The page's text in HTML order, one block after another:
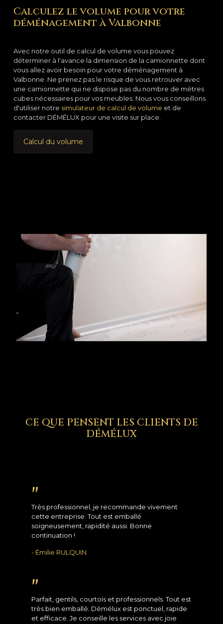
Calculez le volume pour votre
déménagement à Valbonne
Avec notre outil de calcul de volume vous pouvez
déterminer à l'avance la dimension de la camionnette dont
vous allez avoir besoin pour votre déménagement à
Valbonne. Ne prenez pas le risque de vous retrouver avec
une camionnette qui ne dispose pas du nombre de mètres
cubes nécessaires pour vos meubles. Nous vous conseillons
d'utiliser notre simulateur de calcul de volume et de
contacter DÉMÉLUX pour une visite sur place.
Calcul du volume
CE QUE PENSENT LES CLIENTS DE
DÉMÉLUX
"
Très professionnel, je recommande vivement
cette entreprise. Tout est emballé
soigneusement, rapidité aussi. Bonne
continuation !
- Émilie RULQUIN
"
Parfait, gentils, courtois et professionnels. Tout est
très bien emballé. Démélux est ponctuel, rapide
et efficace. Je conseille les services avec joie